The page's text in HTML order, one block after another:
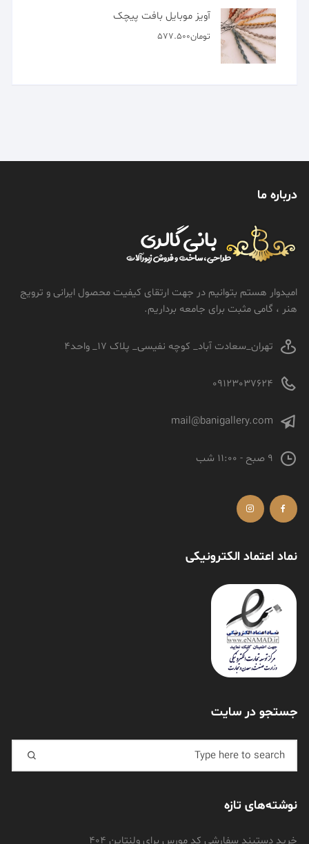
آویز موبایل بافت پیچک
تومان577.500
درباره ما
امیدوار هستم بتوانیم در جهت ارتقای کیفیت محصول ایرانی و ترویج
هنر ، گامی مثبت برای جامعه برداریم.
تهران_سعادت آباد_ کوچه نفیسی_ پلاک 17_ واحد4
09123037624
mail@banigallery.com
9 صبح - 11:00 شب
نماد اعتماد الکترونیکی
جستجو در سایت
Search for:
نوشته‌های تازه